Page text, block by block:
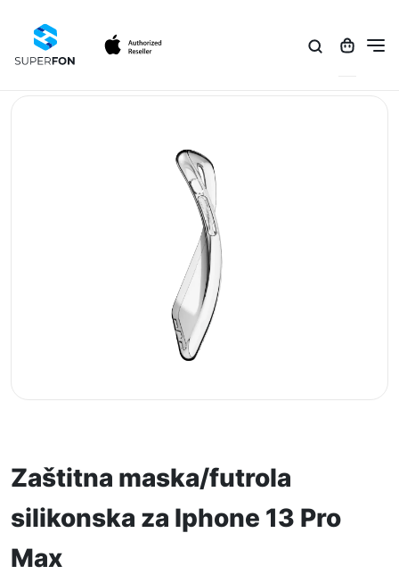
Zaštitna maska/futrola
silikonska za Iphone 13 Pro
Max